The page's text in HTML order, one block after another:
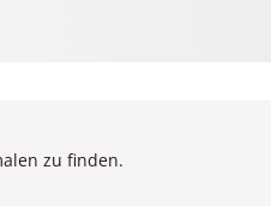
zu finden.